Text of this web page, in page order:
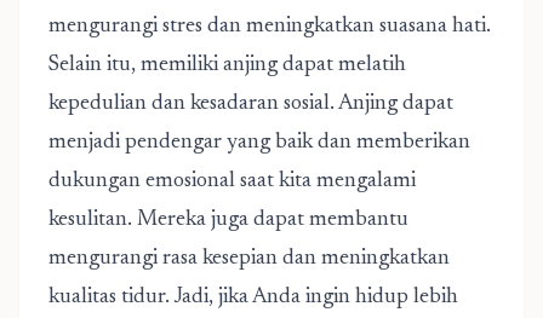
mengurangi stres dan meningkatkan suasana hati.
Selain itu, memiliki anjing dapat melatih
kepedulian dan kesadaran sosial. Anjing dapat
menjadi pendengar yang baik dan memberikan
dukungan emosional saat kita mengalami
kesulitan. Mereka juga dapat membantu
mengurangi rasa kesepian dan meningkatkan
kualitas tidur. Jadi, jika Anda ingin hidup lebih